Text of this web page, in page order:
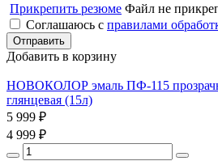
Прикрепить резюме Файл не
Соглашаюсь с правилами
Добавить в корзину
НОВОКОЛОР эмаль ПФ-115
глянцевая (15л)
5 999 ₽
4 999 ₽